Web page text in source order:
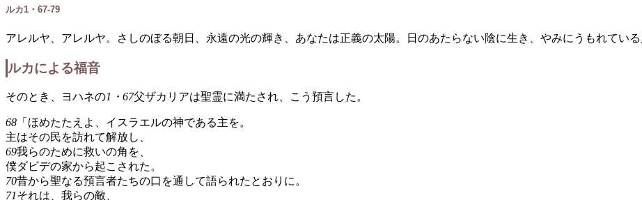
ルカ1・67-79
アレルヤ、アレルヤ。さしのぼる朝日、永遠の光の輝き、あなたは正義の太陽。日のあたらない陰に生き、やみにうもれてい
ルカによる福音
そのとき、ヨハネの1・67父ザカリアは聖霊に満たされ、こう預言した。
68 「ほめたたえよ、イスラエルの神である主を。
主はその民を訪れて解放し、
69我らのために救いの角を、
僕ダビデの家から起こされた。
70昔から聖なる預言者たちの口を通して語られたとおりに。
71それは、我らの敵、